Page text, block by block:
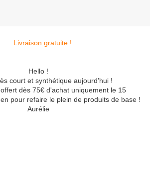
Hello !
court et synthétique aujourd'hui !
dès 75€ d'achat uniquement le 15
pour refaire le plein de produits de base !
Aurélie